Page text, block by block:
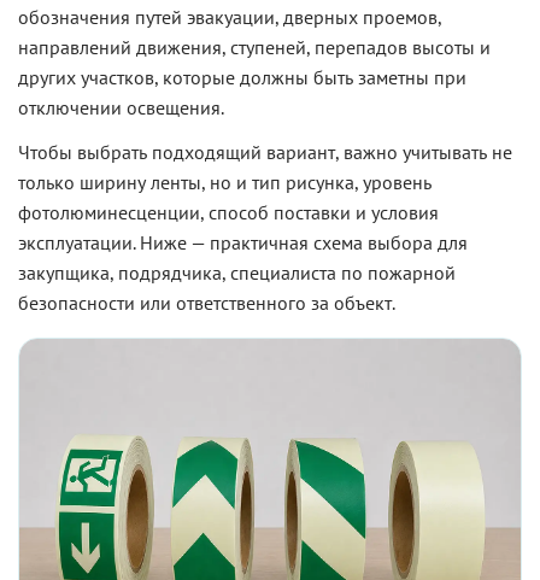
обозначения путей эвакуации, дверных проемов,
направлений движения, ступеней, перепадов высоты и
других участков, которые должны быть заметны при
отключении освещения.
Чтобы выбрать подходящий вариант, важно учитывать не
только ширину ленты, но и тип рисунка, уровень
фотолюминесценции, способ поставки и условия
эксплуатации. Ниже — практичная схема выбора для
закупщика, подрядчика, специалиста по пожарной
безопасности или ответственного за объект.